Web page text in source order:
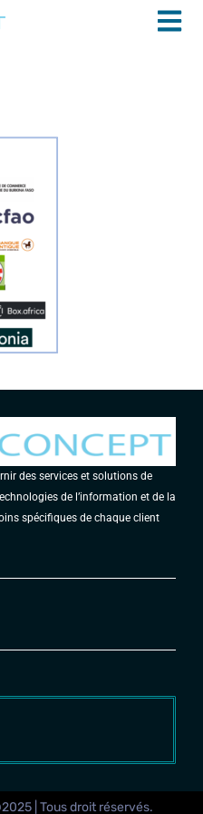
des services et solutions de
de l’information et de la
spécifiques de chaque client
| Tous droit réservés.